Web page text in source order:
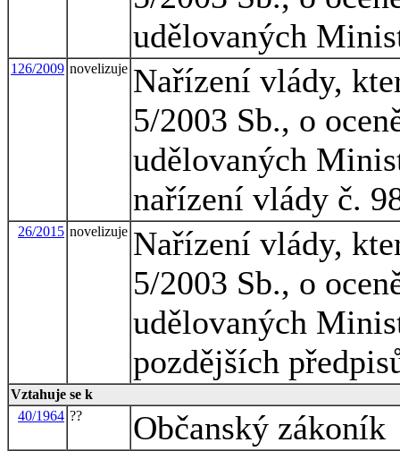
udělovaných
126/2009 novelizuje Nařízení vlády,
5/2003 Sb., o
udělovaných
nařízení vlády č.
26/2015 novelizuje Nařízení vlády,
5/2003 Sb., o
udělovaných
pozdějších
Vztahuje se k
40/1964 ?? Občanský zákoník